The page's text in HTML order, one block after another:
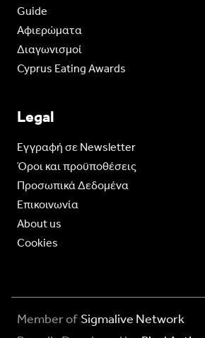
Guide
Aφιερώματα
Διαγωνισμοί
Cyprus Eating Awards
Legal
Eγγραφή σε Newsletter
Όροι και προϋποθέσεις
Προσωπικά Δεδομένα
Επικοινωνία
About us
Cookies
Member of Sigmalive Network